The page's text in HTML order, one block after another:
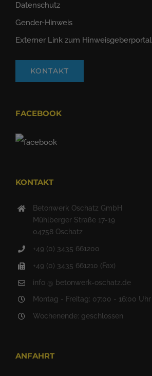
Datenschutz
Gender-Hinweis
Externer Link zum Hinweisgeberportal
KONTAKT
FACEBOOK
KONTAKT
Betonwerk Oschatz GmbH
Mühlberger Straße 17-19
04758 Oschatz
+49 (0) 3435 661200
+49 (0) 3435 661210 (Fax)
info @ betonwerk-oschatz.de
Montag - Freitag: 07:00 - 16:00 Uhr
Wochenende: geschlossen
ANFAHRT